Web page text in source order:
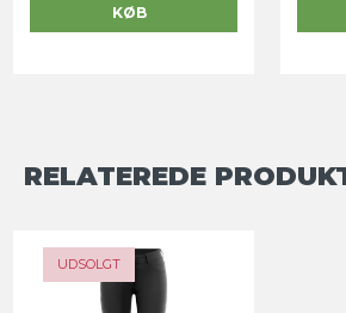
KØB
RELATEREDE
-0%
UDSOLGT